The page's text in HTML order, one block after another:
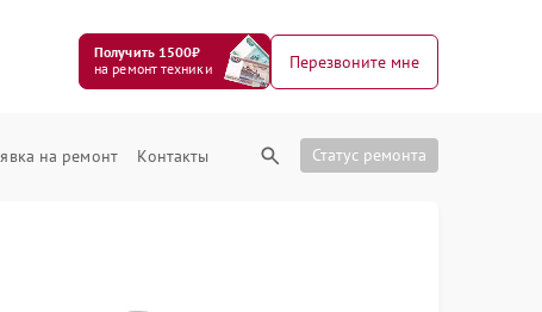
Получить 1500₽
на ремонт техники
Перезвоните мне
на ремонт Контакты Статус ремонта